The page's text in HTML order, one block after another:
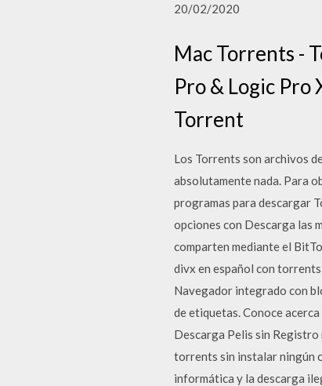
20/02/2020
Mac Torrents -
Pro & Logic Pro
Torrent
Los Torrents son archivos
absolutamente nada. Para
programas para descargar
opciones con Descarga las
comparten mediante el
divx en español con
Navegador integrado con
de etiquetas. Conoce
Descarga Pelis sin
torrents sin instalar ningún
informática y la descarga